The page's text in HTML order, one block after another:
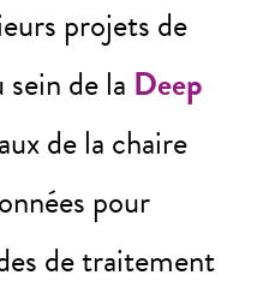
projets de
de la Deep
de la chaire
pour
de traitement